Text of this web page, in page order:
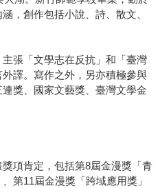
，創作包括小說、詩、散文、
張「文學志在反抗」和「臺灣
譯。寫作之外，另亦積極參與
獎、國家文藝獎、臺灣文學金
項肯定，包括第8屆金漫獎「青
第11屆金漫獎「跨域應用獎」